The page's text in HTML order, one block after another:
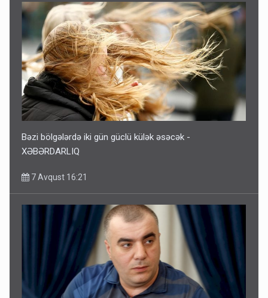
Bəzi bölgələrdə iki gün güclü külək əsəcək -
XƏBƏRDARLIQ
7 Avqust 16:21